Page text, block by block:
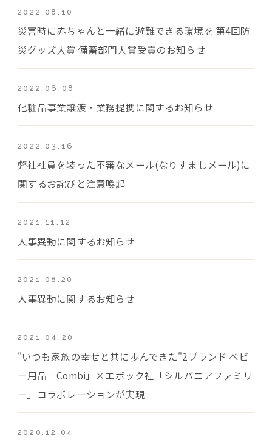
2022.08.10
災害時に赤ちゃんと一緒に避難できる環境を 第4回防
災グッズ大賞 備蓄部門大賞受賞のお知らせ
2022.06.08
化粧品事業譲渡・業務提携に関するお知らせ
2022.03.16
弊社社員を装った不審なメール(なりすましメール)に
関するお詫びと注意喚起
2021.11.12
人事異動に関するお知らせ
2021.08.20
人事異動に関するお知らせ
2021.04.20
"いつも家族の幸せと共に歩んできた"2ブランド ベビ
ー用品「Combi」×エポック社「シルバニアファミリ
ー」コラボレーションが実現
2020.12.04